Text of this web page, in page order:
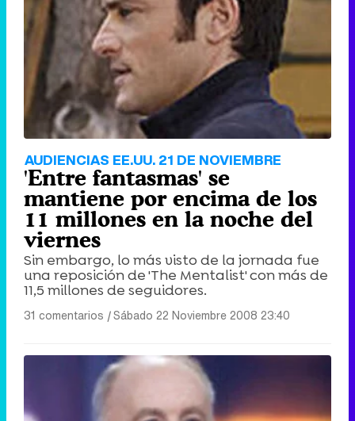
AUDIENCIAS EE.UU. 21 DE NOVIEMBRE
'Entre fantasmas' se
mantiene por encima de los
11 millones en la noche del
viernes
Sin embargo, lo más visto de la jornada fue
una reposición de 'The Mentalist' con más de
11,5 millones de seguidores.
31 comentarios |Sábado 22 Noviembre 2008 23:40